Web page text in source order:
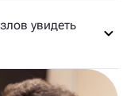
увидеть